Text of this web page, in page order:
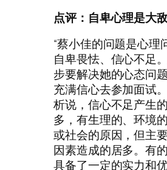
点评：自卑心理是大
“蔡小佳的问题是心理
自卑畏怯、信心不足
步要解决她的心态问
充满信心去参加面试
析说，信心不足产生
多，有生理的、环境
或社会的原因，但主
因素造成的居多。有
具备了一定的实力和